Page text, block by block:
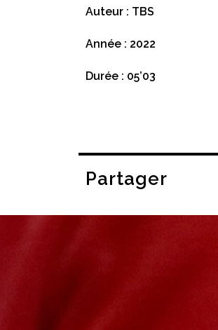
Auteur : TBS
Année : 2022
Durée : 05’03
Partager